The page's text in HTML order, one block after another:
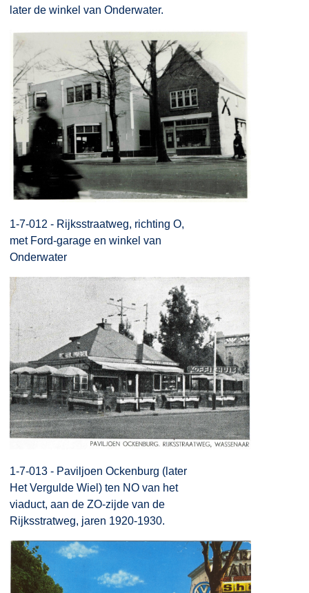
later de winkel van Onderwater.
1-7-012 - Rijksstraatweg, richting O,
met Ford-garage en winkel van
Onderwater
1-7-013 - Paviljoen Ockenburg (later
Het Vergulde Wiel) ten NO van het
viaduct, aan de ZO-zijde van de
Rijksstratweg, jaren 1920-1930.